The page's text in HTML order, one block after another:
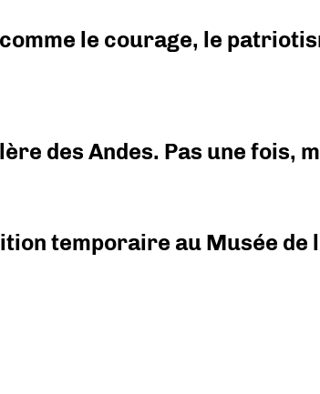
le courage, le
des Andes. Pas une fois,
temporaire au Musée de